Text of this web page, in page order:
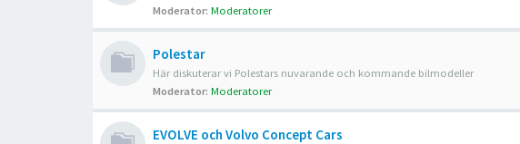
Moderator: Moderatorer
Polestar
Här diskuterar vi Polestars nuvarande och kommande bilmodeller
Moderator: Moderatorer
EVOLVE och Volvo Concept Cars